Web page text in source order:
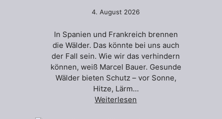
4. August 2026
In Spanien und Frankreich brennen
die Wälder. Das könnte bei uns auch
der Fall sein. Wie wir das verhindern
können, weiß Marcel Bauer. Gesunde
Wälder bieten Schutz – vor Sonne,
Hitze, Lärm…
Weiterlesen